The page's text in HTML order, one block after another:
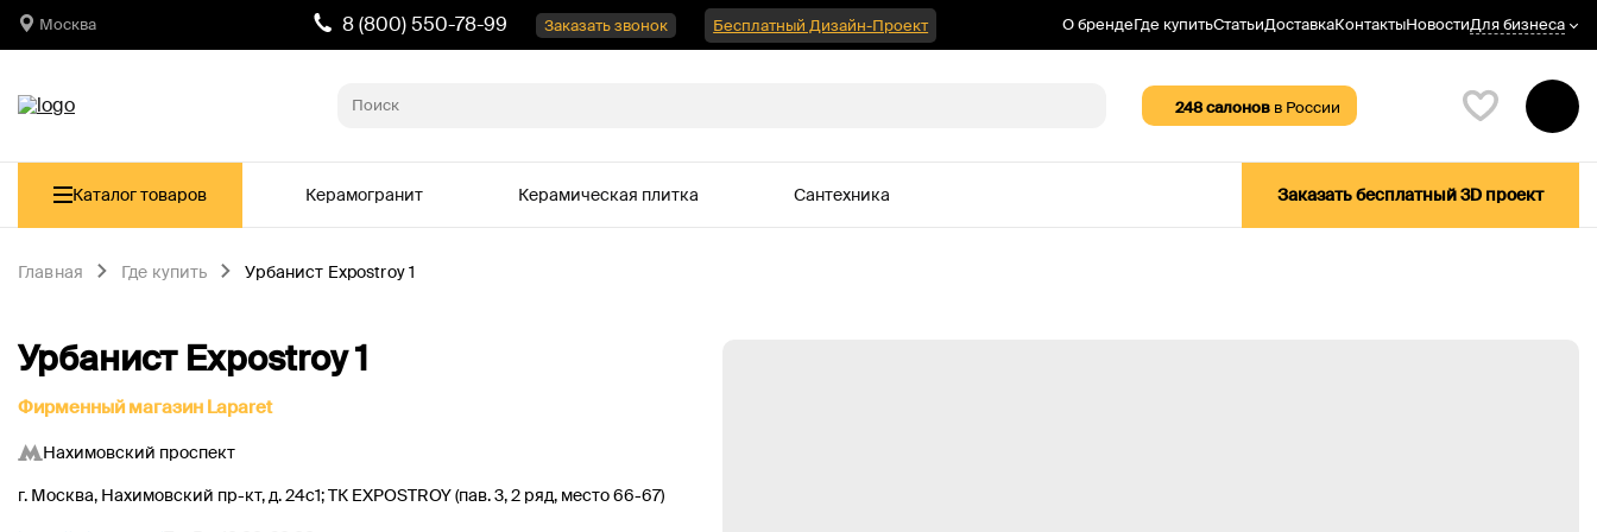
Москва 8 (800) 550-78-99 Заказать звонок Бесплатный Дизайн-Проект О брендеГде купитьСтатьиДоставкаКонтактыНовостиДля бизнеса
248салонов в России
Каталог товаров Керамогранит Керамическая плитка Сантехника Заказать бесплатный 3D проект
Главная Где купить Урбанист Expostroy 1
Урбанист Expostroy 1
Фирменный магазин Laparet
Нахимовский проспект
г. Москва, Нахимовский пр-кт, д. 24с1; ТК EXPOSTROY (пав. 3, 2 ряд, место 66-67)